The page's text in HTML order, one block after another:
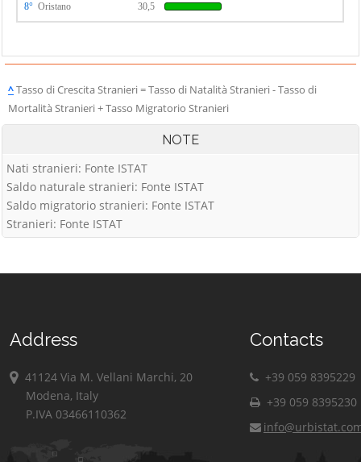
8° Oristano 30,5
^Tasso di Crescita Stranieri = Tasso di Natalità Stranieri - Tasso di
Mortalità Stranieri + Tasso Migratorio Stranieri
NOTE
Nati stranieri: Fonte ISTAT
Saldo naturale stranieri: Fonte ISTAT
Saldo migratorio stranieri: Fonte ISTAT
Stranieri: Fonte ISTAT
Address
41124 Via M. Vellani Marchi, 20
Modena, Italy
P.IVA 03466110362
Contacts
+39 059 8395229
+39 059 8395230